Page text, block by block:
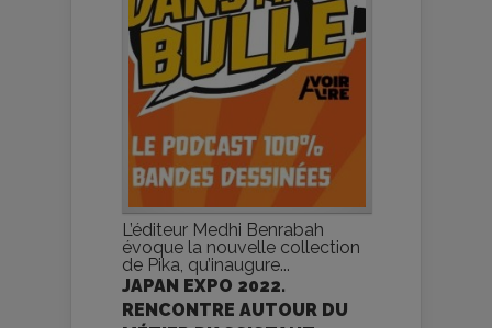
L’éditeur Medhi Benrabah
évoque la nouvelle collection
de Pika, qu’inaugure...
JAPAN EXPO 2022.
RENCONTRE AUTOUR DU